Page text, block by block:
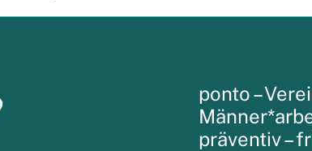
ponto –
präventiv –